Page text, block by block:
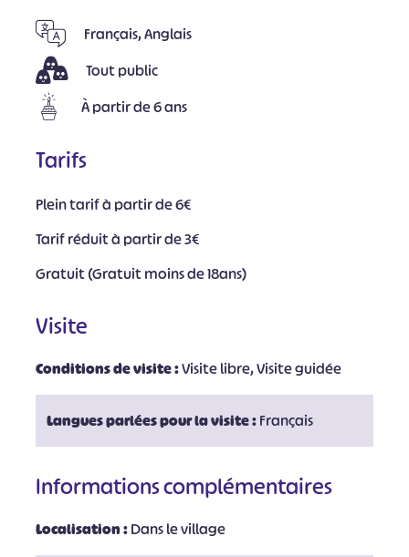
Français, Anglais
Tout public
À partir de 6 ans
Tarifs
Plein tarif à partir de 6€
Tarif réduit à partir de 3€
Gratuit (Gratuit moins de 18ans)
Visite
Conditions de visite :Visite libre, Visite guidée
Langues parlées pour la visite :Français
Informations complémentaires
Localisation :Dans le village